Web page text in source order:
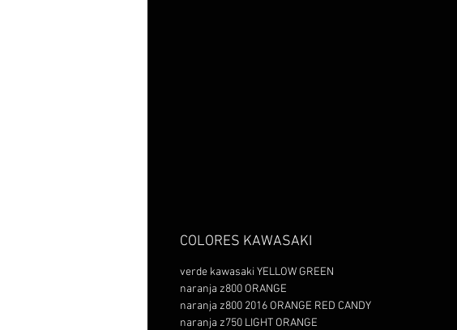
COLORES KAWASAKI
verde kawasaki YELLOW GREEN
naranja z800 ORANGE
naranja z800 2016 ORANGE RED CANDY
naranja z750 LIGHT ORANGE